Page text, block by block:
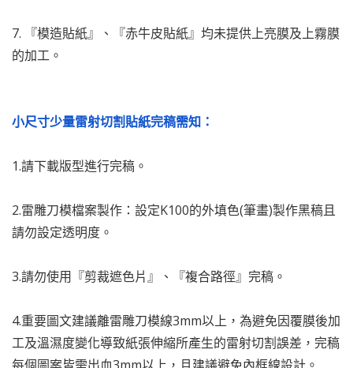
7. 『模造貼紙』、『赤牛皮貼紙』均未提供上亮膜及上霧膜
的加工。
小尺寸少量雷射切割貼紙完稿需知：
1.請下載版型進行完稿。
2.雷雕刀模檔案製作：設定K100的外填色(筆畫)製作黑稿且
請勿設定透明度。
3.請勿使用『剪裁遮色片』、『複合路徑』完稿。
4.重要圖文建議離雷雕刀模線3mm以上，為避免因覆膜後加
工及溫濕度變化導致紙張伸縮所產生的雷射切割誤差，完稿